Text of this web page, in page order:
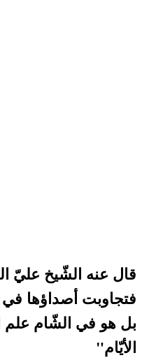
قال عنه الشّيخ عليّ
فتجاوبت أصداؤها في
بل هو في الشّام علم
الأيّام"